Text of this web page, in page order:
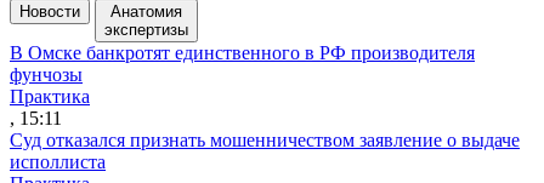
Новости
Анатомия
экспертизы
В Омске банкротят единственного в РФ производителя
фунчозы
Практика
, 15:11
Суд отказался признать мошенничеством заявление о выдаче
исполлиста